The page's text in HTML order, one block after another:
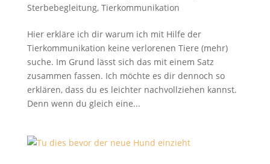
Sterbebegleitung, Tierkommunikation
Hier erkläre ich dir warum ich mit Hilfe der
Tierkommunikation keine verlorenen Tiere (mehr)
suche. Im Grund lässt sich das mit einem Satz
zusammen fassen. Ich möchte es dir dennoch so
erklären, dass du es leichter nachvollziehen kannst.
Denn wenn du gleich eine...